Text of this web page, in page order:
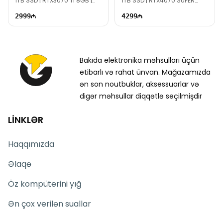
2999 4299
Bakıda elektronika məhsulları üçün
etibarlı və rahat ünvan. Mağazamızda
ən son noutbuklar, aksessuarlar və
digər məhsullar diqqətlə seçilmişdir
LİNKLƏR
Haqqımızda
Əlaqə
Öz kompüterini yığ
Ən çox verilən suallar